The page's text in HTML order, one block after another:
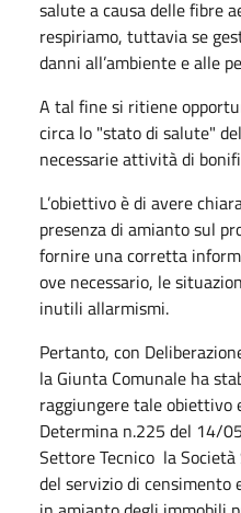
salute a causa delle fibre
respiriamo, tuttavia se
danni all’ambiente e alle
A tal fine si ritiene
circa lo "stato di salute"
necessarie attività di
L’obiettivo è di avere
presenza di amianto sul
fornire una corretta
ove necessario, le
inutili allarmismi.
Pertanto, con
la Giunta Comunale ha
raggiungere tale obiettivo
Determina n.225 del 14/
Settore Tecnico la Società
del servizio di